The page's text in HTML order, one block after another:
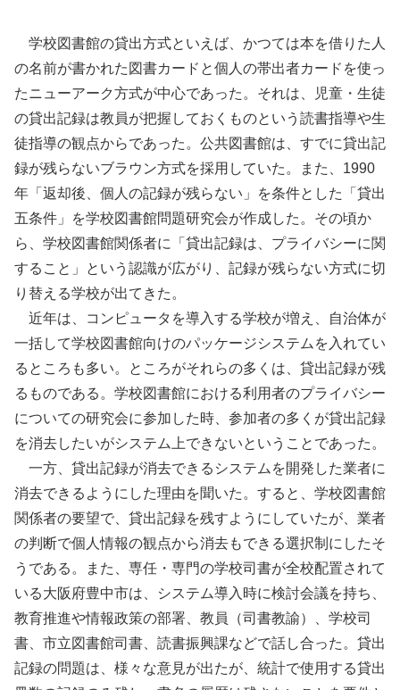
学校図書館の貸出方式といえば、かつては本を借りた人
の名前が書かれた図書カードと個人の帯出者カードを使っ
たニューアーク方式が中心であった。それは、児童・生徒
の貸出記録は教員が把握しておくものという読書指導や生
徒指導の観点からであった。公共図書館は、すでに貸出記
録が残らないブラウン方式を採用していた。また、1990
年「返却後、個人の記録が残らない」を条件とした「貸出
五条件」を学校図書館問題研究会が作成した。その頃か
ら、学校図書館関係者に「貸出記録は、プライバシーに関
すること」という認識が広がり、記録が残らない方式に切
り替える学校が出てきた。
近年は、コンピュータを導入する学校が増え、自治体が
一括して学校図書館向けのパッケージシステムを入れてい
るところも多い。ところがそれらの多くは、貸出記録が残
るものである。学校図書館における利用者のプライバシー
についての研究会に参加した時、参加者の多くが貸出記録
を消去したいがシステム上できないということであった。
一方、貸出記録が消去できるシステムを開発した業者に
消去できるようにした理由を聞いた。すると、学校図書館
関係者の要望で、貸出記録を残すようにしていたが、業者
の判断で個人情報の観点から消去もできる選択制にしたそ
うである。また、専任・専門の学校司書が全校配置されて
いる大阪府豊中市は、システム導入時に検討会議を持ち、
教育推進や情報政策の部署、教員（司書教諭）、学校司
書、市立図書館司書、読書振興課などで話し合った。貸出
記録の問題は、様々な意見が出たが、統計で使用する貸出